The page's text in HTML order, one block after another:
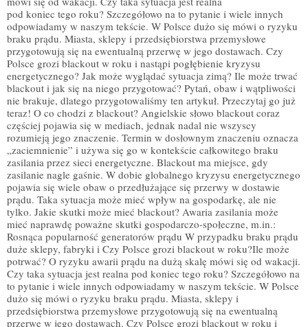
pod koniec tego roku? Szczegółowo na to pytanie i wiele innych
odpowiadamy w naszym tekście. W Polsce dużo się mówi o ryzyku
braku prądu. Miasta, sklepy i przedsiębiorstwa przemysłowe
przygotowują się na ewentualną przerwę w jego dostawach. Czy
Polsce grozi blackout w roku i nastąpi pogłębienie kryzysu
energetycznego? Jak może wyglądać sytuacja zimą? Ile może trwać
blackout i jak się na niego przygotować? Pytań, obaw i wątpliwości
nie brakuje, dlatego przygotowaliśmy ten artykuł. Przeczytaj go już
teraz! O co chodzi z blackout? Angielskie słowo blackout coraz
częściej pojawia się w mediach, jednak nadal nie wszyscy
rozumieją jego znaczenie. Termin w dosłownym znaczeniu oznacza
„zaciemnienie” i używa się go w kontekście całkowitego braku
zasilania przez sieci energetyczne. Blackout ma miejsce, gdy
zasilanie nagle gaśnie. W dobie globalnego kryzysu energetycznego
pojawia się wiele obaw o przedłużające się przerwy w dostawie
prądu. Taka sytuacja może mieć wpływ na gospodarkę, ale nie
tylko. Jakie skutki może mieć blackout? Awaria zasilania może
mieć naprawdę poważne skutki gospodarczo-społeczne, m.in.:
Rosnąca popularność generatorów prądu W przypadku braku prądu
duże sklepy, fabryki i Czy Polsce grozi blackout w roku?Ile może
potrwać? O ryzyku awarii prądu na dużą skalę mówi się od wakacji.
Czy taka sytuacja jest realna pod koniec tego roku? Szczegółowo na
to pytanie i wiele innych odpowiadamy w naszym tekście. W Polsce
dużo się mówi o ryzyku braku prądu. Miasta, sklepy i
przedsiębiorstwa przemysłowe przygotowują się na ewentualną
przerwę w jego dostawach. Czy Polsce grozi blackout w roku i